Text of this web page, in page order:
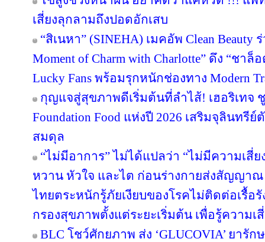
เสี่ยงลุกลามถึงปอดอักเสบ
“สิเนหา” (SINEHA) เมคอัพ Clean Beauty
Moment of Charm with Charlotte” ดึง “ช
Lucky Fans พร้อมรุกหนักช่องทาง Modern
กุญแจสู่สุขภาพดีเริ่มต้นที่ลำไส้! เฮอริเทจ
Foundation Food แห่งปี 2026 เสริมจุลินท
สมดุล
“ไม่มีอาการ” ไม่ได้แปลว่า “ไม่มีความเสี่ย
หวาน หัวใจ และไต ก่อนร่างกายส่งสัญญาณ
ไทยตระหนักรู้ภัยเงียบของโรคไม่ติดต่อเรื้
กรองสุขภาพตั้งแต่ระยะเริ่มต้น เพื่อรู้ความเ
BLC โชว์ศักยภาพ ส่ง ‘GLUCOVIA’ ยารั